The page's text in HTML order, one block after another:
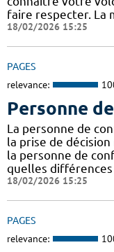
faire respecter. La
18/02/2026 15:25
PAGES
relevance:
Personne
La personne de
la prise de
la personne de
quelles différences
18/02/2026 15:25
PAGES
relevance: